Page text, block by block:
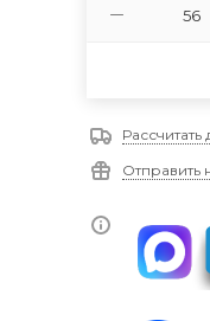
Рассчитать
Отправить